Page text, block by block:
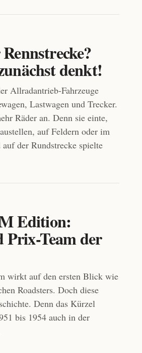
denkt!
Allradantrieb-Fahrzeuge
Lastwagen und Trecker.
Räder an. Denn sie einte,
auf Feldern oder im
der Rundstrecke spielte
Edition:
Team der
wirkt auf den ersten Blick wie
Roadsters. Doch diese
Denn das Kürzel
bis 1954 auch in der